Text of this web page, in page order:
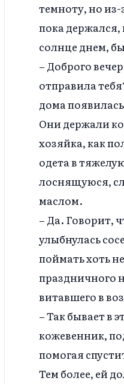
темноту, но из-
пока держался,
солнце днем,
– Доброго
отправила
дома
Они держали
хозяйка, как
одета в
лоснящуюся,
маслом.
– Да. Говорит,
улыбнулась
поймать хоть
праздничного
витавшего в
– Так бывает в
кожевенник,
помогая
Тем более, ей